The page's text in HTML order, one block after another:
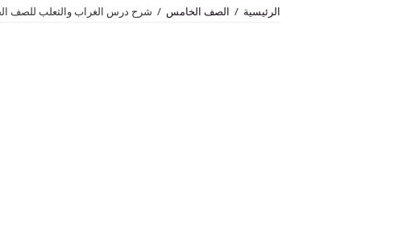
الرئيسية / الصف الخامس / شرح درس الغراب والثعلب للصف